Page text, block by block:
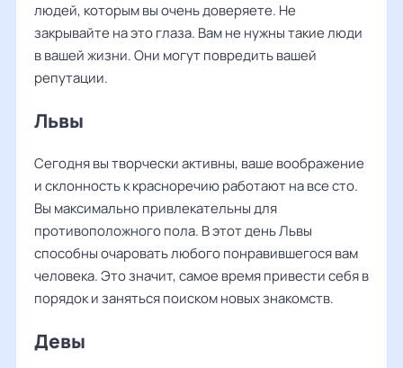
людей, которым вы очень доверяете. Не
закрывайте на это глаза. Вам не нужны такие люди
в вашей жизни. Они могут повредить вашей
репутации.
Львы
Сегодня вы творчески активны, ваше воображение
и склонность к красноречию работают на все сто.
Вы максимально привлекательны для
противоположного пола. В этот день Львы
способны очаровать любого понравившегося вам
человека. Это значит, самое время привести себя в
порядок и заняться поиском новых знакомств.
Девы